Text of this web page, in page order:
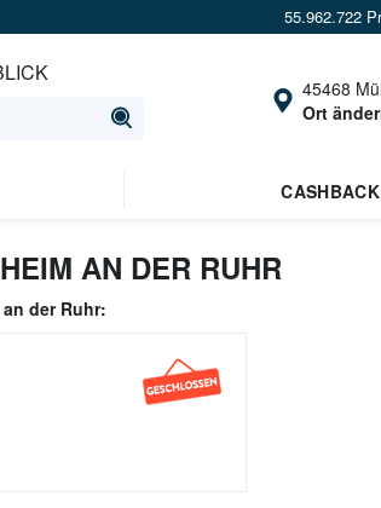
55.962.722
45468
Ort
CASHBACK
AN DER RUHR
der Ruhr: